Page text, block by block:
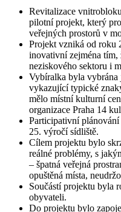
Revitalizace
pilotní projekt, který
veřejných prostorů v
Projekt vzniká od roku
inovativní zejména tím,
neziskového sektoru i
Vybíralka byla
vykazující typické
mělo místní kulturní
organizace Praha 14
Participativní
25. výročí sídliště.
Cílem projektu bylo
reálné problémy, s
– špatná veřejná
opuštěná místa,
Součástí projektu byla
obyvateli.
Do projektu bylo